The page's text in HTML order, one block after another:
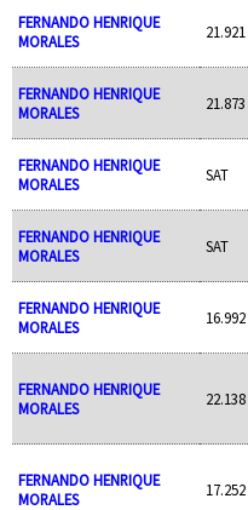
FERNANDO HENRIQUE
MORALES
21.921
FERNANDO HENRIQUE
MORALES
21.873
FERNANDO HENRIQUE
MORALES
SAT
FERNANDO HENRIQUE
MORALES
SAT
FERNANDO HENRIQUE
MORALES
16.992
FERNANDO HENRIQUE
MORALES
22.138
FERNANDO HENRIQUE
MORALES
17.252